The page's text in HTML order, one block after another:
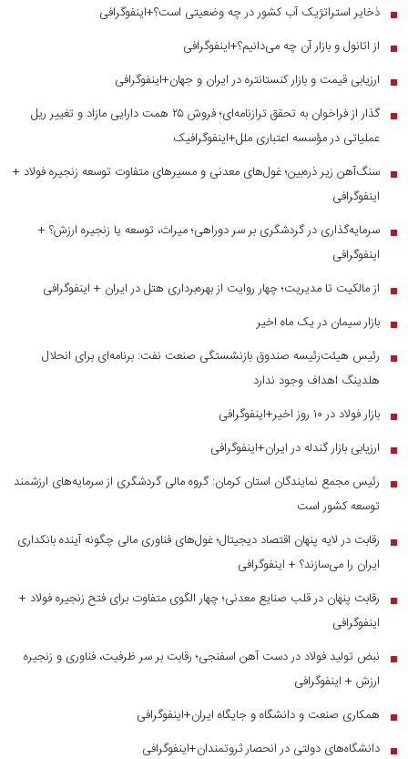
■ ذخایر استراتژیک آب کشور در چه وضعیتی است؟+اینفوگرافی
■ از اتانول و بازار آن چه می‌دانیم؟+اینفوگرافی
■ ارزیابی قیمت و بازار کنستانتره در ایران و جهان+اینفوگرافی
■
گذار از فراخوان به تحقق ترازنامه‌ای؛ فروش ۲۵ همت دارایی مازاد و تغییر ریل
عملیاتی در مؤسسه اعتباری ملل+اینفوگرافیک
■ سنگ‌آهن زیر ذره‌بین؛ غول‌های معدنی و مسیر‌های متفاوت توسعه زنجیره فولاد +
اینفوگرافی
■ سرمایه‌گذاری در گردشگری بر سر دوراهی؛ میراث، توسعه یا زنجیره ارزش؟ +
اینفوگرافی
■ از مالکیت تا مدیریت؛ چهار روایت از بهره‌برداری هتل در ایران + اینفوگرافی
■ بازار سیمان در یک ماه اخیر
■
رئیس هیئت‌رئیسه صندوق بازنشستگی صنعت نفت: برنامه‌ای برای انحلال
هلدینگ اهداف وجود ندارد
■ بازار فولاد در ۱۰ روز اخیر+اینفوگرافی
■ ارزیابی بازار گندله در ایران+اینفوگرافی
■
رئیس مجمع نمایندگان استان کرمان: گروه مالی گردشگری از سرمایه‌های ارزشمند
توسعه کشور است
■
رقابت در لایه پنهان اقتصاد دیجیتال؛ غول‌های فناوری مالی چگونه آینده بانکداری
ایران را می‌سازند؟ + اینفوگرافی
■
رقابت پنهان در قلب صنایع معدنی؛ چهار الگوی متفاوت برای فتح زنجیره فولاد +
اینفوگرافی
■
نبض تولید فولاد در دست آهن اسفنجی؛ رقابت بر سر ظرفیت، فناوری و زنجیره
ارزش + اینفوگرافی
■ همکاری صنعت و دانشگاه و جایگاه ایران+اینفوگرافی
■ دانشگاه‌های دولتی در انحصار ثروتمندان+اینفوگرافی